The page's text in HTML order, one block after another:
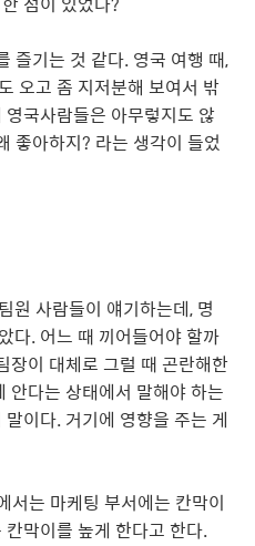
즐기는 것 같다. 영국 여행 때,
오고 좀 지저분해 보여서 밖
국사람들은 아무렇지도 않
좋아하지? 라는 생각이 들었
원 사람들이 얘기하는데, 명
다. 어느 때 끼어들어야 할까
장이 대체로 그럴 때 곤란해한
안다는 상태에서 말해야 하는
이다. 거기에 영향을 주는 게
서는 마케팅 부서에는 칸막이
막이를 높게 한다고 한다.